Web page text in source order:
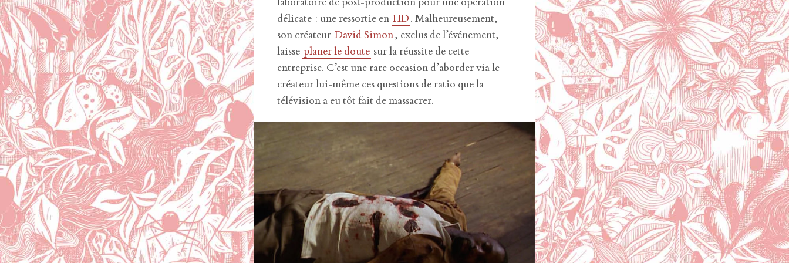
laboratoire de post-production pour une opération
délicate : une ressortie en HD . Malheureusement,
son créateur David Simon, exclus de l’événement,
laisse planer le doute sur la réussite de cette
entreprise. C’est une rare occasion d’aborder via le
créateur lui-même ces questions de ratio que la
télévision a eu tôt fait de massacrer.